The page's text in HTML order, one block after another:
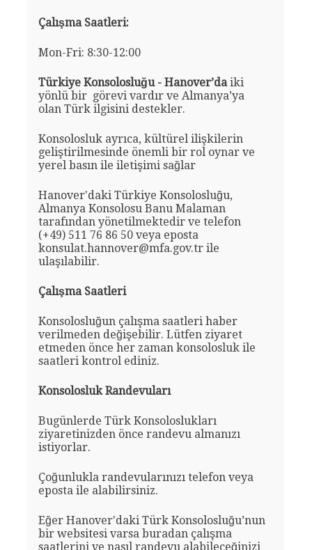
Çalışma Saatleri:
Mon-Fri: 8:30-12:00
Türkiye Konsolosluğu - Hanover’daiki
yönlü bir görevi vardır ve Almanya’ya
olan Türk ilgisini destekler.
Konsolosluk ayrıca, kültürel ilişkilerin
geliştirilmesinde önemli bir rol oynar ve
yerel basın ile iletişimi sağlar
Hanover'daki Türkiye Konsolosluğu,
Almanya Konsolosu Banu Malaman
tarafından yönetilmektedir ve telefon
(+49) 511 76 86 50 veya eposta
konsulat.hannover@mfa.gov.tr ile
ulaşılabilir.
Çalışma Saatleri
Konsolosluğun çalışma saatleri haber
verilmeden değişebilir. Lütfen ziyaret
etmeden önce her zaman konsolosluk ile
saatleri kontrol ediniz.
Konsolosluk Randevuları
Bugünlerde Türk Konsoloslukları
ziyaretinizden önce randevu almanızı
istiyorlar.
Çoğunlukla randevularınızı telefon veya
eposta ile alabilirsiniz.
Eğer Hanover'daki Türk Konsolosluğu’nun
bir websitesi varsa buradan çalışma
saatlerini ve nasıl randevu alabileceğinizi